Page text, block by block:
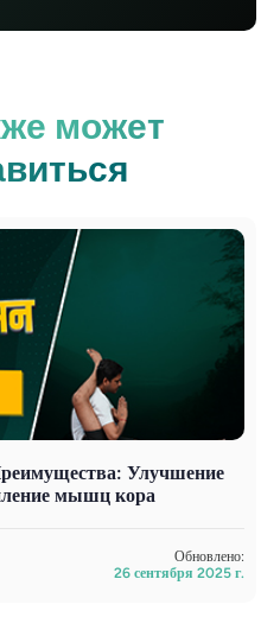
может
Улучшение
мышц кора
Обновлено:
26 сентября 2025 г.